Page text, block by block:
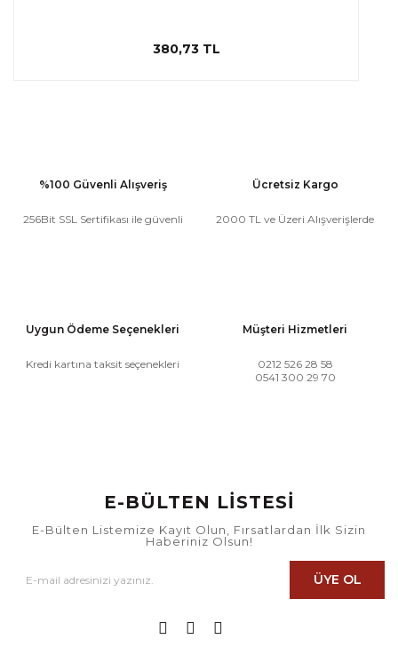
380,73 TL
%100 Güvenli Alışveriş
256Bit SSL Sertifikası ile güvenli
Ücretsiz Kargo
2000 TL ve Üzeri Alışverişlerde
Uygun Ödeme Seçenekleri
Kredi kartına taksit seçenekleri
Müşteri Hizmetleri
0212 526 28 58
0541 300 29 70
E-BÜLTEN LİSTESİ
E-Bülten Listemize Kayıt Olun, Fırsatlardan İlk Sizin
Haberiniz Olsun!
ÜYE OL